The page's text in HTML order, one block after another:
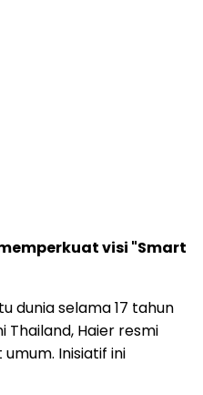
visi "Smart
dunia selama 17 tahun
Haier resmi
Inisiatif ini